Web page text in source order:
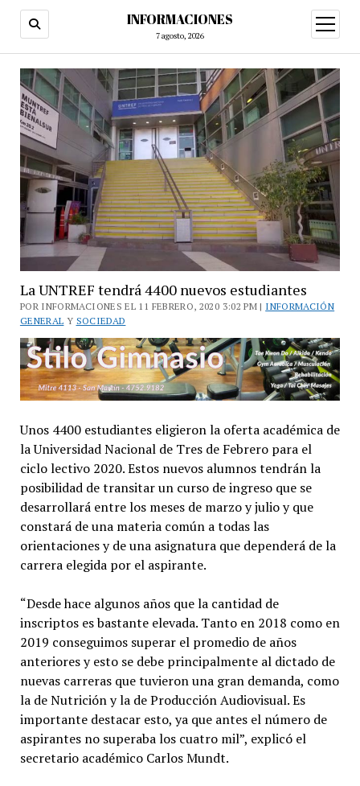
INFORMACIONES
7 agosto, 2026
abrir
menú
La UNTREF tendrá 4400 nuevos estudiantes
POR INFORMACIONES EL 11 FEBRERO, 2020 3:02 PM | INFORMACIÓN
GENERAL Y SOCIEDAD
Unos 4400 estudiantes eligieron la oferta académica de
la Universidad Nacional de Tres de Febrero para el
ciclo lectivo 2020. Estos nuevos alumnos tendrán la
posibilidad de transitar un curso de ingreso que se
desarrollará entre los meses de marzo y julio y que
constará de una materia común a todas las
orientaciones y de una asignatura que dependerá de la
carrera elegida por el aspirante.
“Desde hace algunos años que la cantidad de
inscriptos es bastante elevada. Tanto en 2018 como en
2019 conseguimos superar el promedio de años
anteriores y esto se debe principalmente al dictado de
nuevas carreras que tuvieron una gran demanda, como
la de Nutrición y la de Producción Audiovisual. Es
importante destacar esto, ya que antes el número de
aspirantes no superaba los cuatro mil”, explicó el
secretario académico Carlos Mundt.